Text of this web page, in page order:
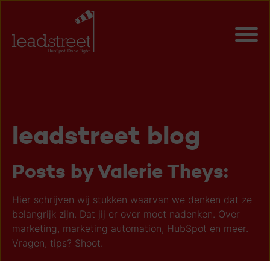
leadstreet blog
Posts by Valerie Theys:
Hier schrijven wij stukken waarvan we denken dat ze
belangrijk zijn. Dat jij er over moet nadenken. Over
marketing, marketing automation, HubSpot en meer.
Vragen, tips? Shoot.